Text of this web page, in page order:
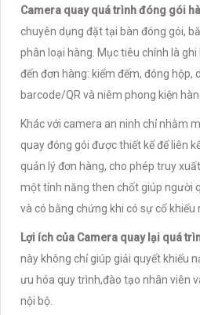
Camera quay quá trình đóng gói
chuyên dụng đặt tại bàn đóng gói,
phân loại hàng. Mục tiêu chính là
đến đơn hàng: kiểm đếm, đóng hộp,
barcode/QR và niêm phong kiện
Khác với camera an ninh chỉ nhằm
quay đóng gói được thiết kế để liên
quản lý đơn hàng, cho phép truy
một tính năng then chốt giúp người
và có bằng chứng khi có sự cố khiếu
Lợi ích của Camera quay lại quá
này không chỉ giúp giải quyết khiếu
ưu hóa quy trình,đào tạo nhân viên
nội bộ.